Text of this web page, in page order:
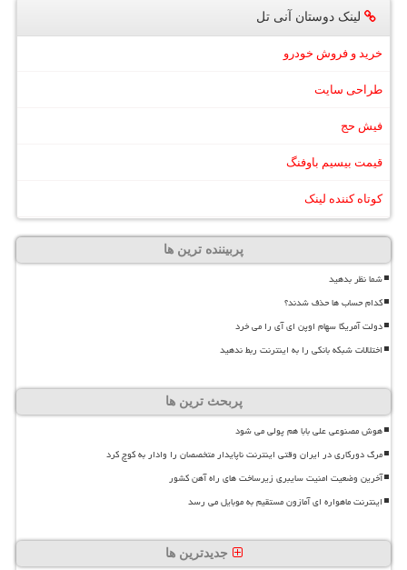
لینک دوستان آنی تل
خرید و فروش خودرو
طراحی سایت
فیش حج
قیمت بیسیم باوفنگ
کوتاه کننده لینک
پربیننده ترین ها
شما نظر بدهید
کدام حساب ها حذف شدند؟
دولت آمریکا سهام اوپن ای آی را می خرد
اختلالات شبکه بانکی را به اینترنت ربط ندهید
پربحث ترین ها
هوش مصنوعی علی بابا هم پولی می شود
مرگ دورکاری در ایران وقتی اینترنت ناپایدار متخصصان را وادار به کوچ کرد
آخرین وضعیت امنیت سایبری زیرساخت های راه آهن کشور
اینترنت ماهواره ای آمازون مستقیم به موبایل می رسد
جدیدترین ها